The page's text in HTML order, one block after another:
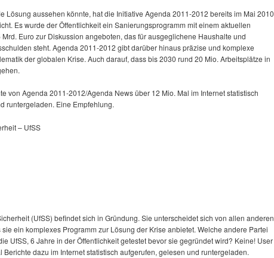
Lösung aussehen könnte, hat die Initiative Agenda 2011-2012 bereits im Mai 2010
Es wurde der Öffentlichkeit ein Sanierungsprogramm mit einem aktuellen
Euro zur Diskussion angeboten, das für ausgeglichene Haushalte und
steht. Agenda 2011-2012 gibt darüber hinaus präzise und komplexe
der globalen Krise. Auch darauf, dass bis 2030 rund 20 Mio. Arbeitsplätze in
von Agenda 2011-2012/Agenda News über 12 Mio. Mal im Internet statistisch
runtergeladen. Eine Empfehlung.
– UfSS
(UfSS) befindet sich in Gründung. Sie unterscheidet sich von allen anderen
ein komplexes Programm zur Lösung der Krise anbietet. Welche andere Partei
UfSS, 6 Jahre in der Öffentlichkeit getestet bevor sie gegründet wird? Keine! User
Berichte dazu im Internet statistisch aufgerufen, gelesen und runtergeladen.